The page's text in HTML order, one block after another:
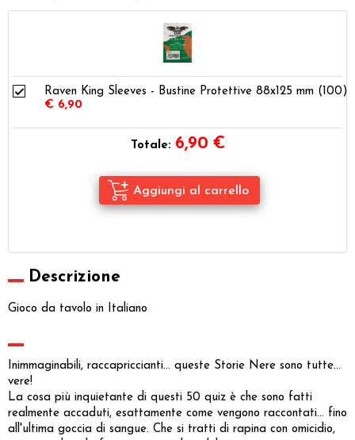
Raven King Sleeves - Bustine Protettive 88x125 mm (100)
€ 6,90
Totale: 6,90 €
Descrizione
Gioco da tavolo in Italiano
Inimmaginabili, raccapriccianti... queste Storie Nere sono tutte...
vere!
La cosa più inquietante di questi 50 quiz è che sono fatti
realmente accaduti, esattamente come vengono raccontati... fino
all'ultima goccia di sangue. Che si tratti di rapina con omicidio,